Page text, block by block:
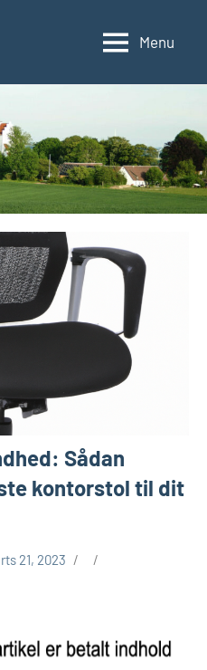
Menu
Sådan
kontorstol til dit
21, 2023